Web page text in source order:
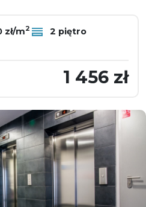
zł/m2
2 piętro
1 456 zł